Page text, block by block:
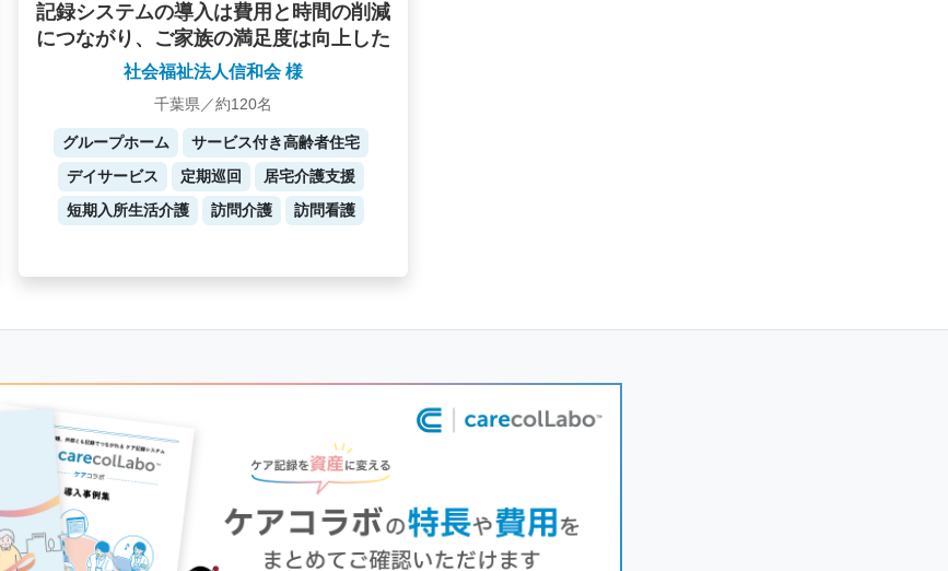
記録システムの導入は費用と時間の削減
につながり、ご家族の満足度は向上した
社会福祉法人信和会 様
千葉県／約120名
グループホーム
サービス付き高齢者住宅
デイサービス
定期巡回
居宅介護支援
短期入所生活介護
訪問介護 訪問看護